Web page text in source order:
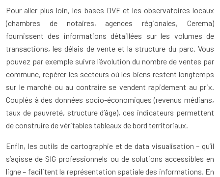
Pour aller plus loin, les bases DVF et les observatoires locaux
(chambres de notaires, agences régionales, Cerema)
fournissent des informations détaillées sur les volumes de
transactions, les délais de vente et la structure du parc. Vous
pouvez par exemple suivre l’évolution du nombre de ventes par
commune, repérer les secteurs où les biens restent longtemps
sur le marché ou au contraire se vendent rapidement au prix.
Couplés à des données socio-économiques (revenus médians,
taux de pauvreté, structure d’âge), ces indicateurs permettent
de construire de véritables tableaux de bord territoriaux.
Enfin, les outils de cartographie et de data visualisation – qu’il
s’agisse de SIG professionnels ou de solutions accessibles en
ligne – facilitent la représentation spatiale des informations. En